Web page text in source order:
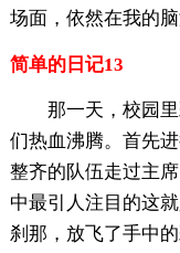
场面，依然在我的
简单的日记13
那一天，校园里
们热血沸腾。首先
整齐的队伍走过主
中最引人注目的这
刹那，放飞了手中